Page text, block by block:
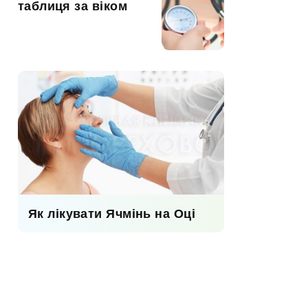
таблиця за віком
Як лікувати Ячмінь на Оці